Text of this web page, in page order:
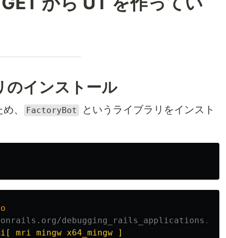
インストール
、 FactoryBot
というライブラリをインスト
mri mingw x64_mingw ]